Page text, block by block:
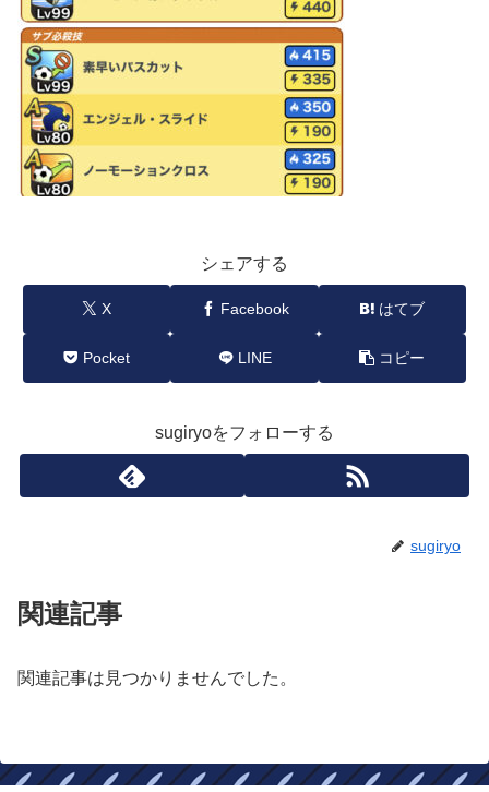
シェアする
X Facebook はてブ
Pocket LINE コピー
sugiryoをフォローする
sugiryo
関連記事
関連記事は見つかりませんでした。